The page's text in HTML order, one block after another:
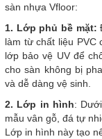
sàn nhựa Vfloor:
1. Lớp phủ bề mặt:
làm từ chất liệu PVC
lớp bảo vệ UV để
cho sàn không bị
và dễ dàng vệ sinh.
2. Lớp in hình:
mẫu vân gỗ, đá tự
Lớp in hình này tạo